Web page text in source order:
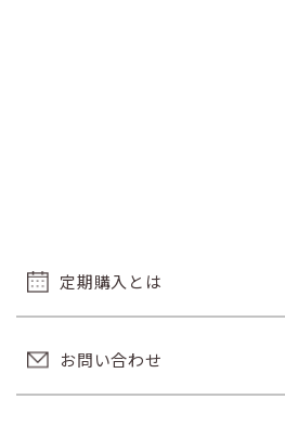
定期購入とは
お問い合わせ